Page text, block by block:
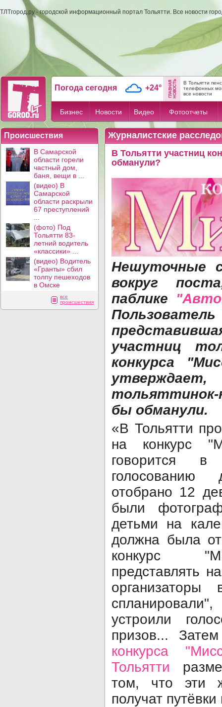
ТЛТгород.ру - городской информационный портал Тольятти. Все новости
Погода сегодня +24°
В Тольятти
телефонных
все новости
Бизнес Новости Видео Фотоотчеты
Происшествия
В Самарской
области горели
частный дом,
баня, вещи в ...
(видео) В
Самарской
области раскрыли
67 преступлений
(фото) Под
Тольятти 83-
летний водитель
«классики» ...
(видео) Водитель
«Гранты» сбил
толпу пешеходов
в Омске
все
происшествия
Журналистские
В Тольятти участниц
обманули?
Нешуточные
вокруг
паблике
участниц
конкурса
бы обманули.
«В Тольятти
на конкурс
говорится
отобрано 12
были
детьми на
должна была
конкурс
представлять
устроили
призов...
конкурса
Тольятти
том, что эти
получат